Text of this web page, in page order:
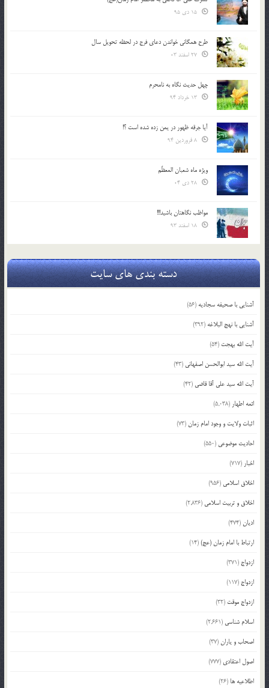
طرح همگانی خواندن دعای فرج در لحظه تحویل سال
چهل حدیث نگاه به نامحرم
آیا جرقه ظهور در یمن زده شده است ؟!
ویژه ماه شعبان المعظّم
مواظب نگاهتان باشید!!!
دسته بندی های سایت
آشنایی با صحیفه سجادیه (56)
آشنایی با نهج البلاغه (392)
آیت الله بهجت (54)
آیت الله سید ابوالحسن اصفهانی (43)
آیت الله سید علی آقا قاضی (42)
ائمه اطهار (5,038)
اثبات ولایت و وجود امام زمان(73)
احادیث موضوعی (550)
اخبار (717)
اخلاق اسلامی (956)
اخلاق و تربیت اسلامی (2,836)
ادیان(474)
ارتباط با امام زمان (عج)(14)
ازدواج (371)
ازدواج (117)
ازدواج موقت (32)
اسلام شناسی (2,661)
اصحاب و یاران(37)
اصول اعتقادی (777)
اطلاعیه ها (26)